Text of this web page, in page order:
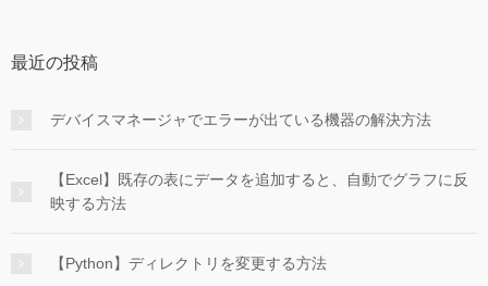
最近の投稿
デバイスマネージャでエラーが出ている機器の解決方法
【Excel】既存の表にデータを追加すると、自動でグラフに反
映する方法
【Python】ディレクトリを変更する方法